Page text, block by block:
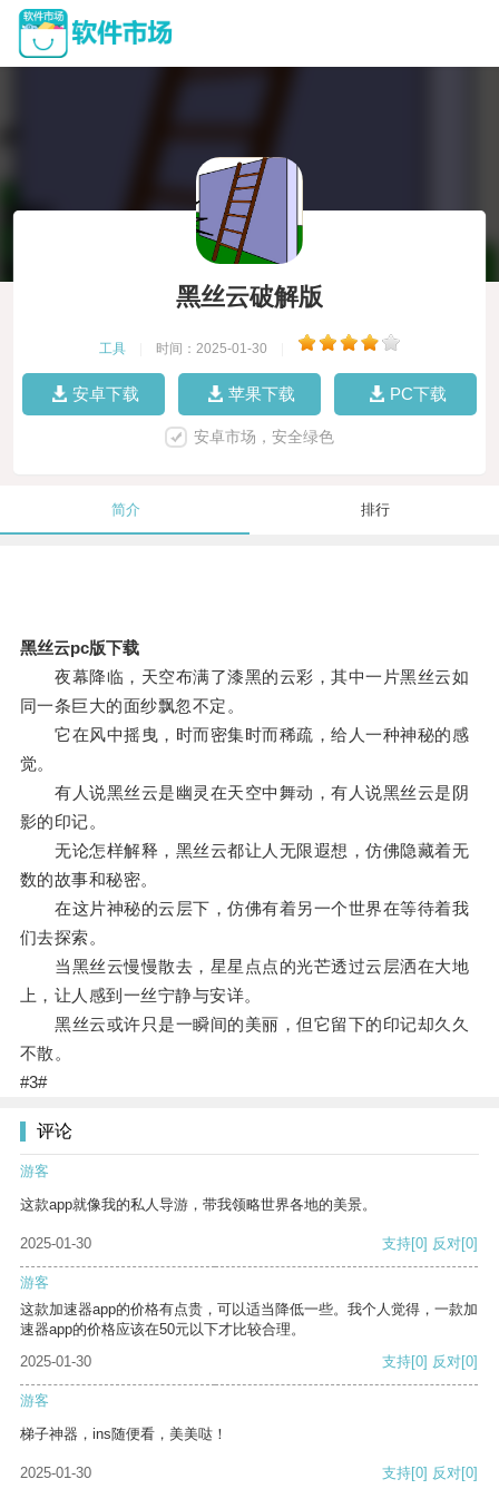
黑丝云破解版
工具 时间：2025-01-30
安卓下载 苹果下载 PC下载
安卓市场，安全绿色
简介 排行
黑丝云pc版下载
夜幕降临，天空布满了漆黑的云彩，其中一片黑丝云如
同一条巨大的面纱飘忽不定。
它在风中摇曳，时而密集时而稀疏，给人一种神秘的感
觉。
有人说黑丝云是幽灵在天空中舞动，有人说黑丝云是阴
影的印记。
无论怎样解释，黑丝云都让人无限遐想，仿佛隐藏着无
数的故事和秘密。
在这片神秘的云层下，仿佛有着另一个世界在等待着我
们去探索。
当黑丝云慢慢散去，星星点点的光芒透过云层洒在大地
上，让人感到一丝宁静与安详。
黑丝云或许只是一瞬间的美丽，但它留下的印记却久久
不散。
#3#
评论
游客
这款app就像我的私人导游，带我领略世界各地的美景。
2025-01-30 支持[0] 反对[0]
游客
这款加速器app的价格有点贵，可以适当降低一些。我个人觉得，一款加
速器app的价格应该在50元以下才比较合理。
2025-01-30
支持[0] 反对[0]
游客
梯子神器，ins随便看，美美哒！
2025-01-30 支持[0] 反对[0]